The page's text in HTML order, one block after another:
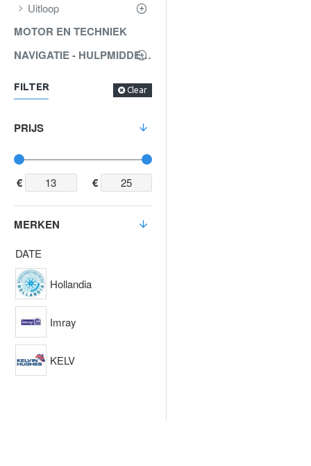
Uitloop
MOTOR EN TECHNIEK
NAVIGATIE - HULPMIDDELEN
FILTER Clear
PRIJS
€ €
MERKEN
DATE
Hollandia
Imray
KELV